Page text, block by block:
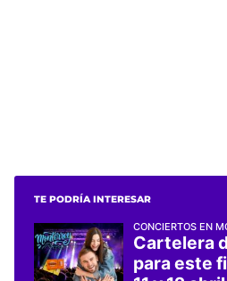
TE PODRÍA INTERESAR
CONCIERTOS EN
Cartelera
para este